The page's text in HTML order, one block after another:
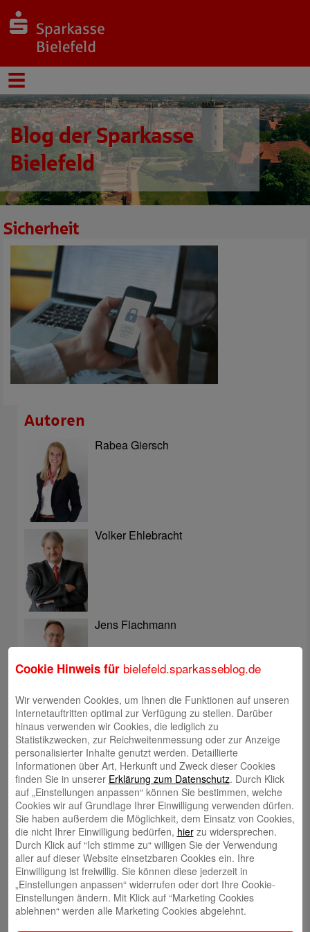
Blog der Sparkasse
Bielefeld
Sicherheit
Autoren
Rabea Giersch
Volker Ehlebracht
Jens Flachmann
Christoph Kaleschke
Stephan Merkel
Rahel Neufeld
Cookie Hinweis für bielefeld.sparkasseblog.de
Wir verwenden Cookies, um Ihnen die Funktionen auf unseren
Internetauftritten optimal zur Verfügung zu stellen. Darüber
hinaus verwenden wir Cookies, die lediglich zu
Statistikzwecken, zur Reichweitenmessung oder zur Anzeige
personalisierter Inhalte genutzt werden. Detaillierte
Informationen über Art, Herkunft und Zweck dieser Cookies
finden Sie in unserer Erklärung zum Datenschutz. Durch Klick
auf „Einstellungen anpassen“ können Sie bestimmen, welche
Cookies wir auf Grundlage Ihrer Einwilligung verwenden dürfen.
Sie haben außerdem die Möglichkeit, dem Einsatz von Cookies,
die nicht Ihrer Einwilligung bedürfen, hierzu widersprechen.
Durch Klick auf “Ich stimme zu“ willigen Sie der Verwendung
aller auf dieser Website einsetzbaren Cookies ein. Ihre
Einwilligung ist freiwillig. Sie können diese jederzeit in
„Einstellungen anpassen“ widerrufen oder dort Ihre Cookie-
Einstellungen ändern. Mit Klick auf “Marketing Cookies
ablehnen“ werden alle Marketing Cookies abgelehnt.